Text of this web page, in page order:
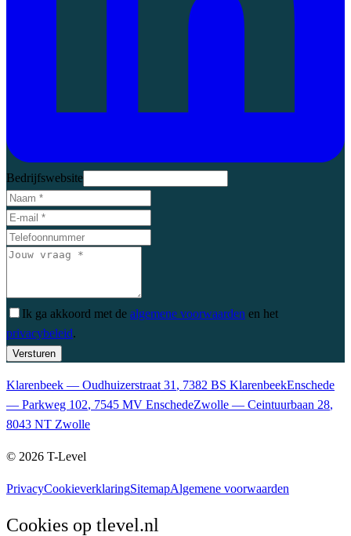
Bedrijfswebsite
Ik ga akkoord met de algemene voorwaarden en het
privacybeleid.
Versturen
Klarenbeek — Oudhuizerstraat 31 , 7382 BS KlarenbeekEnschede
— Parkweg 102, 7545 MV EnschedeZwolle — Ceintuurbaan 28,
8043 NT Zwolle
© 2026 T-Level
PrivacyCookieverklaringSitemapAlgemene voorwaarden
Cookies op tlevel.nl